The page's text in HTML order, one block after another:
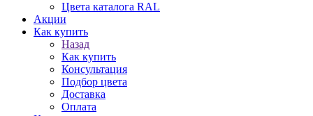
Цвета каталога RAL
Акции
Как купить
Назад
Как купить
Консультация
Подбор цвета
Доставка
Оплата